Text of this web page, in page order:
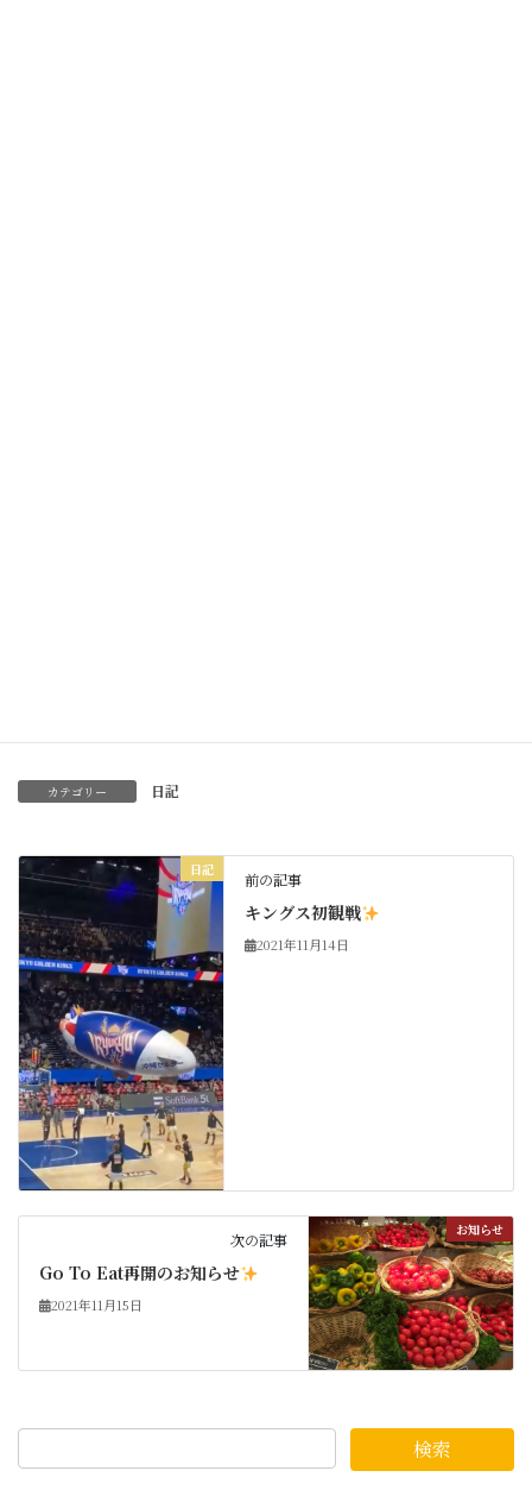
カテゴリー 日記
日記
前の記事
キングス初観戦
2021年11月14日
お知らせ
次の記事
Go To Eat再開のお知らせ
2021年11月15日